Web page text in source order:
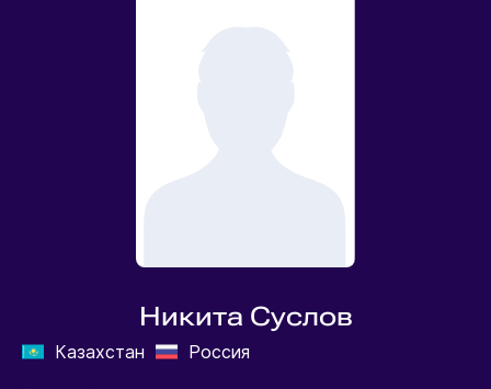
Никита Суслов
Казахстан
Россия